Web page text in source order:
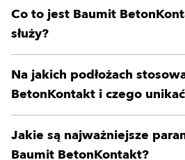
Co to jest Baumit
służy?
Na jakich podłożach
BetonKontakt i czego
Jakie są najważniejsze
Baumit BetonKontakt?